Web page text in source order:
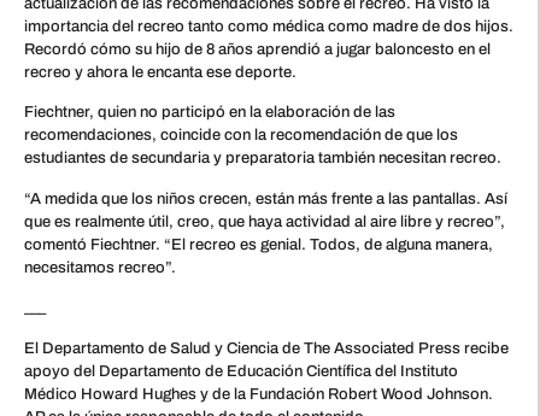
actualización de las recomendaciones sobre el recreo. Ha visto la
importancia del recreo tanto como médica como madre de dos hijos.
Recordó cómo su hijo de 8 años aprendió a jugar baloncesto en el
recreo y ahora le encanta ese deporte.
Fiechtner, quien no participó en la elaboración de las
recomendaciones, coincide con la recomendación de que los
estudiantes de secundaria y preparatoria también necesitan recreo.
“A medida que los niños crecen, están más frente a las pantallas. Así
que es realmente útil, creo, que haya actividad al aire libre y recreo”,
comentó Fiechtner. “El recreo es genial. Todos, de alguna manera,
necesitamos recreo”.
El Departamento de Salud y Ciencia de The Associated Press recibe
apoyo del Departamento de Educación Científica del Instituto
Médico Howard Hughes y de la Fundación Robert Wood Johnson.